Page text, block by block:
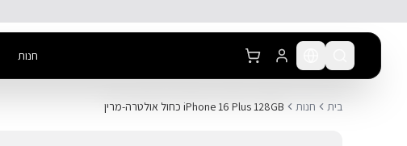
חנות
בית חנות iPhone 16 Plus 128GB כחול אולטרה-מרין